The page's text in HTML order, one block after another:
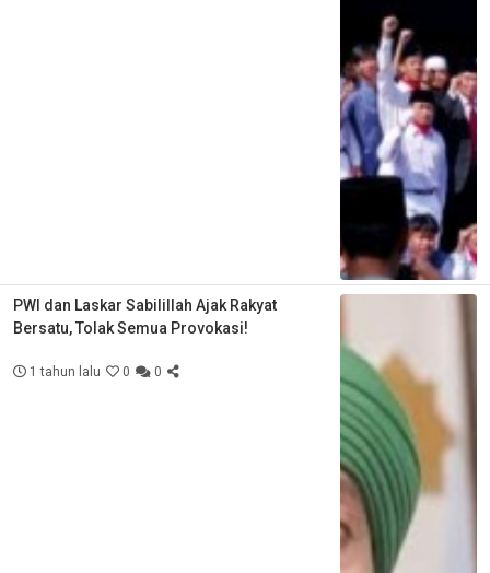
PWI dan Laskar Sabilillah Ajak Rakyat
Bersatu, Tolak Semua Provokasi!
1 tahun lalu 0 0